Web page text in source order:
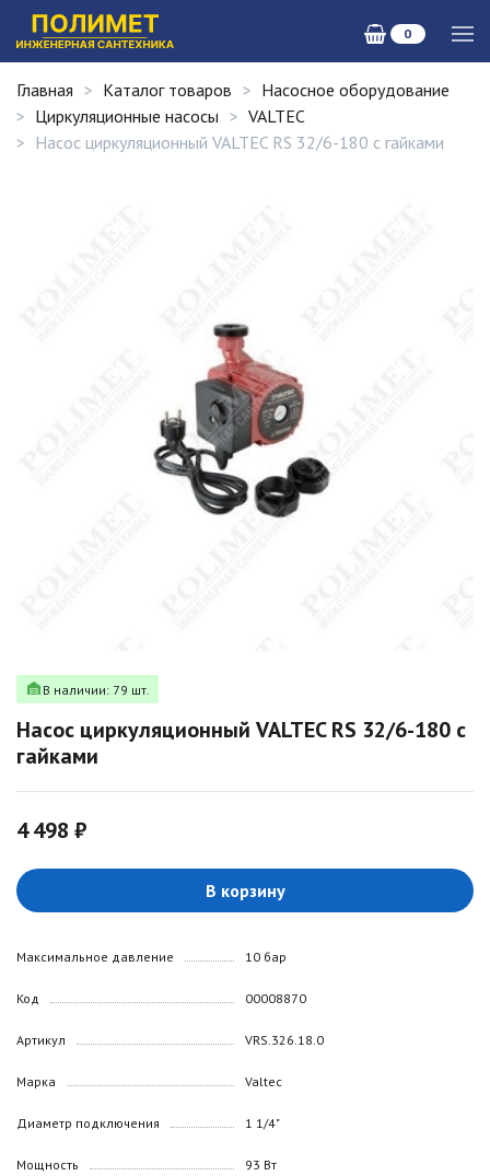
0
Главная Каталог товаров
Насосное оборудование
Циркуляционные насосы
VALTEC
Насос циркуляционный VALTEC RS 32/6-180 с гайками
В наличии: 79 шт.
Насос циркуляционный VALTEC RS 32/6-180 с
гайками
4 498 ₽
В корзину
Максимальное давление
Код
Артикул
Марка
Диаметр подключения
Мощность
10 бар
00008870
VRS.326.18.0
Valtec
1 1/4"
93 Вт